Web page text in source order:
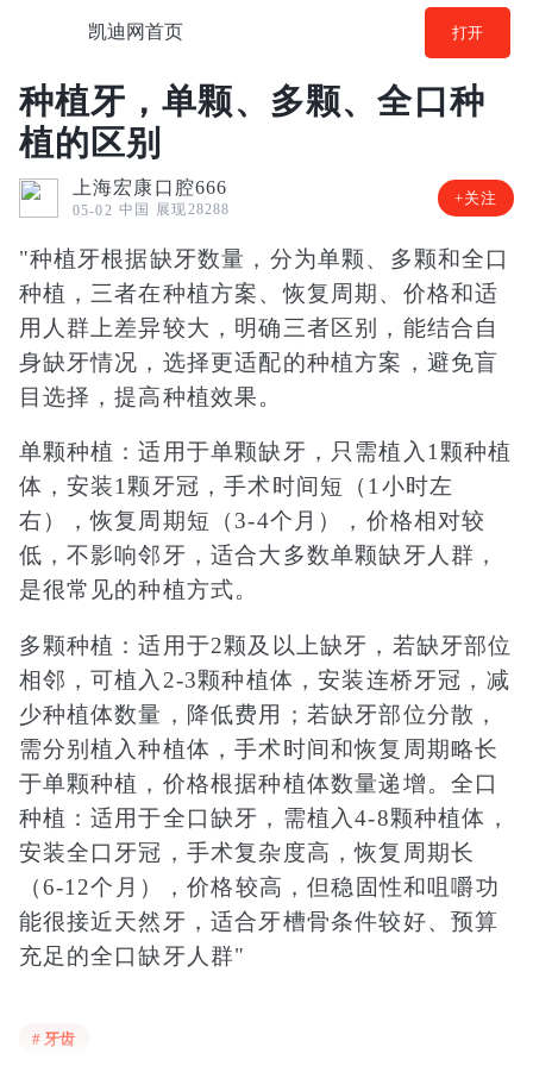
凯迪网首页 打开
种植牙，单颗、多颗、全口种
植的区别
上海宏康口腔666
05-02 中国 展现28288
+关注
"种植牙根据缺牙数量，分为单颗、多颗和全口
种植，三者在种植方案、恢复周期、价格和适
用人群上差异较大，明确三者区别，能结合自
身缺牙情况，选择更适配的种植方案，避免盲
目选择，提高种植效果。
单颗种植：适用于单颗缺牙，只需植入1颗种植
体，安装1颗牙冠，手术时间短（1小时左
右），恢复周期短（3-4个月），价格相对较
低，不影响邻牙，适合大多数单颗缺牙人群，
是很常见的种植方式。
多颗种植：适用于2颗及以上缺牙，若缺牙部位
相邻，可植入2-3颗种植体，安装连桥牙冠，减
少种植体数量，降低费用；若缺牙部位分散，
需分别植入种植体，手术时间和恢复周期略长
于单颗种植，价格根据种植体数量递增。全口
种植：适用于全口缺牙，需植入4-8颗种植体，
安装全口牙冠，手术复杂度高，恢复周期长
（6-12个月），价格较高，但稳固性和咀嚼功
能很接近天然牙，适合牙槽骨条件较好、预算
充足的全口缺牙人群"
# 牙齿